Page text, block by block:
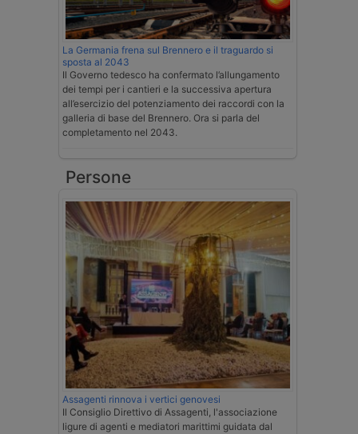
La Germania frena sul Brennero e il traguardo si
sposta al 2043
Il Governo tedesco ha confermato l’allungamento
dei tempi per i cantieri e la successiva apertura
all’esercizio del potenziamento dei raccordi con la
galleria di base del Brennero. Ora si parla del
completamento nel 2043.
Persone
Assagenti rinnova i vertici genovesi
Il Consiglio Direttivo di Assagenti, l'associazione
ligure di agenti e mediatori marittimi guidata dal